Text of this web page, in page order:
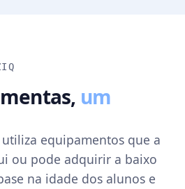
um
utiliza equipamentos que a
ou pode adquirir a baixo
na idade dos alunos e